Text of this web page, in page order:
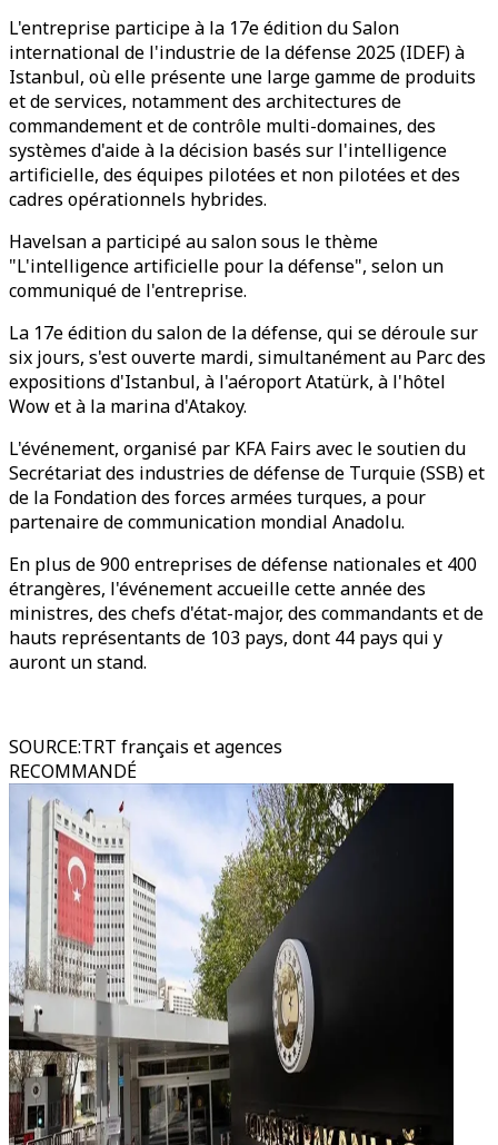
L'entreprise participe à la 17e édition du Salon
international de l'industrie de la défense 2025 (IDEF) à
Istanbul, où elle présente une large gamme de produits
et de services, notamment des architectures de
commandement et de contrôle multi-domaines, des
systèmes d'aide à la décision basés sur l'intelligence
artificielle, des équipes pilotées et non pilotées et des
cadres opérationnels hybrides.
Havelsan a participé au salon sous le thème
"L'intelligence artificielle pour la défense", selon un
communiqué de l'entreprise.
La 17e édition du salon de la défense, qui se déroule sur
six jours, s'est ouverte mardi, simultanément au Parc des
expositions d'Istanbul, à l'aéroport Atatürk, à l'hôtel
Wow et à la marina d'Atakoy.
L'événement, organisé par KFA Fairs avec le soutien du
Secrétariat des industries de défense de Turquie (SSB) et
de la Fondation des forces armées turques, a pour
partenaire de communication mondial Anadolu.
En plus de 900 entreprises de défense nationales et 400
étrangères, l'événement accueille cette année des
ministres, des chefs d'état-major, des commandants et de
hauts représentants de 103 pays, dont 44 pays qui y
auront un stand.
SOURCE:TRT français et agences
RECOMMANDÉ